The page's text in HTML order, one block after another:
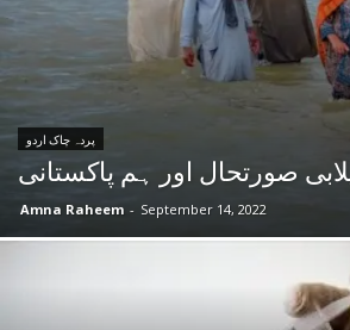
پردہ چاک اردو
صورتحال اور ہم پاکستانی
Amna Raheem - September 14, 2022